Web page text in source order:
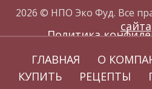
Политика
2026 © НПО Эко Фуд. Все
сайта
ГЛАВНАЯ О
КУПИТЬ
РЕЦЕПТЫ